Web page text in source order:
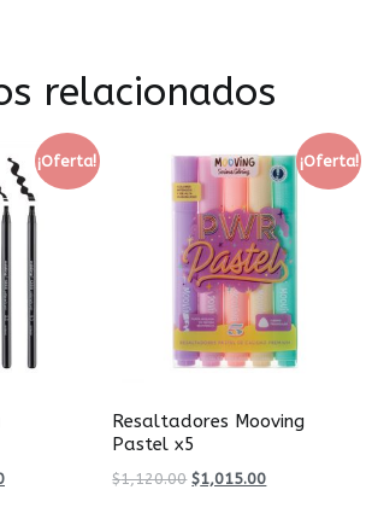
relacionados
¡Oferta! ¡Oferta!
Resaltadores Mooving
Pastel x5
$1,120.00 $1,015.00